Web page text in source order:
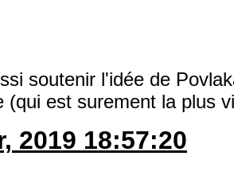
soutenir l'idée de
(qui est surement la plus
2019 18:57:20